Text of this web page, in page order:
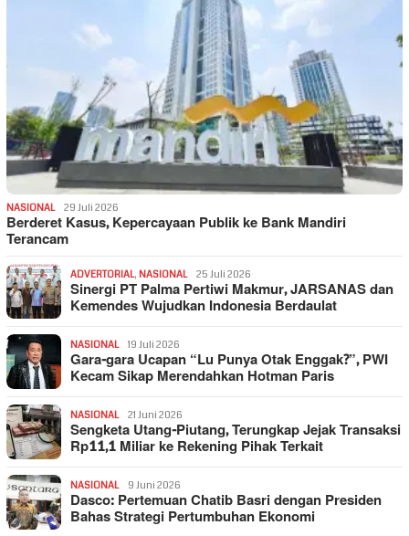
NASIONAL 29 Juli 2026
Berderet Kasus, Kepercayaan Publik ke Bank Mandiri
Terancam
ADVERTORIAL, NASIONAL 25 Juli 2026
Sinergi PT Palma Pertiwi Makmur, JARSANAS dan
Kemendes Wujudkan Indonesia Berdaulat
NASIONAL 19 Juli 2026
Gara-gara Ucapan “Lu Punya Otak Enggak?”, PWI
Kecam Sikap Merendahkan Hotman Paris
NASIONAL 21 Juni 2026
Sengketa Utang-Piutang, Terungkap Jejak Transaksi
Rp11,1 Miliar ke Rekening Pihak Terkait
NASIONAL 9 Juni 2026
Dasco: Pertemuan Chatib Basri dengan Presiden
Bahas Strategi Pertumbuhan Ekonomi